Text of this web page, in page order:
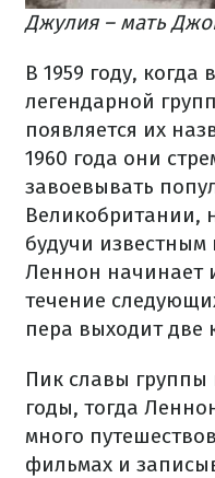
Джулия – мать
В 1959 году, когда
легендарной
появляется их
1960 года они
завоевывать
Великобритании,
будучи известным
Леннон начинает
течение
пера выходит две
Пик славы группы
годы, тогда
много
фильмах и